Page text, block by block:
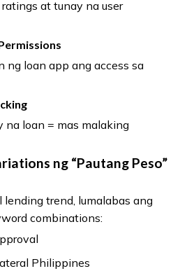
at tunay na user
ng loan app ang access sa
na loan = mas malaking
ng “Pautang Peso”
lending trend, lumalabas ang
combinations:
Philippines